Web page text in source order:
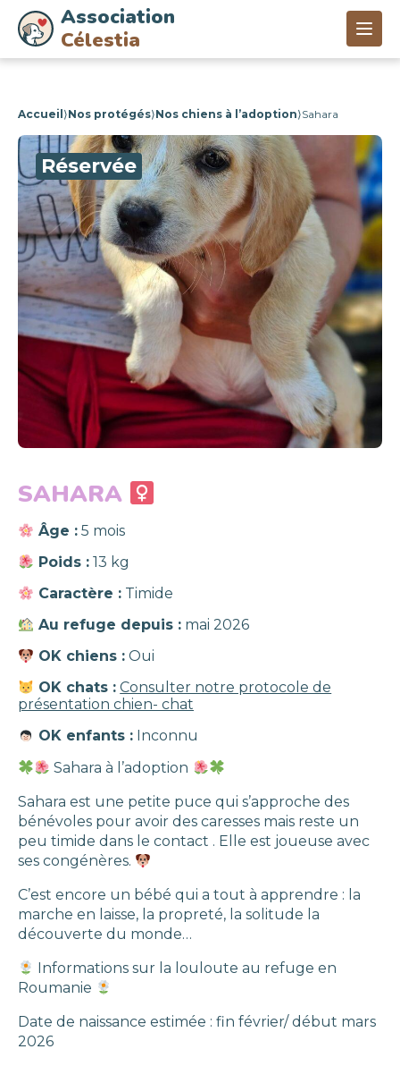
Association
Célestia
Accueil ⟩Nos protégés⟩Nos chiens à l’adoption⟩Sahara
Réservée
SAHARA
Âge : 5 mois
Poids : 13 kg
Caractère : Timide
Au refuge depuis : mai 2026
OK chiens : Oui
OK chats : Consulter notre protocole de
présentation chien- chat
OK enfants : Inconnu
Sahara à l’adoption
Sahara est une petite puce qui s’approche des
bénévoles pour avoir des caresses mais reste un
peu timide dans le contact . Elle est joueuse avec
ses congénères.
C’est encore un bébé qui a tout à apprendre : la
marche en laisse, la propreté, la solitude la
découverte du monde…
Informations sur la louloute au refuge en
Roumanie
Date de naissance estimée : fin février/ début mars
2026